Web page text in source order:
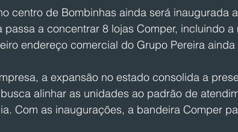
centro de Bombinhas ainda será inaugurada
passa a concentrar 8 lojas Comper, incluindo a
endereço comercial do Grupo Pereira
a expansão no estado consolida a
alinhar as unidades ao padrão de
Com as inaugurações, a bandeira Comper